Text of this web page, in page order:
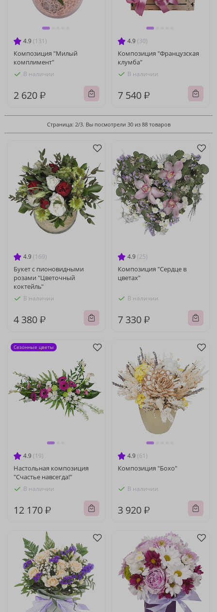
4.9 (131)
Композиция "Милый
комплимент"
В наличии
2 620 ₽
4.9 (30)
Композиция "Французская
клумба"
В наличии
7 540 ₽
Страница: 2/3. Вы посмотрели 30 из 88 товаров
4.9 (169)
Букет с пионовидными
розами "Цветочный
коктейль"
В наличии
4 380 ₽
4.9 (25)
Композиция "Сердце в
цветах"
В наличии
7 330 ₽
4.9 (19)
Настольная композиция
"Счастье навсегда!"
В наличии
12 170 ₽
Сезонные цветы
4.9 (61)
Композиция "Бохо"
В наличии
3 920 ₽